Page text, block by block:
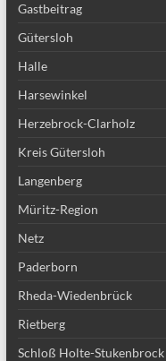
Gastbeitrag
Gütersloh
Halle
Harsewinkel
Herzebrock-Clarholz
Kreis Gütersloh
Langenberg
Müritz-Region
Netz
Paderborn
Rheda-Wiedenbrück
Rietberg
Schloß Holte-Stukenbrock